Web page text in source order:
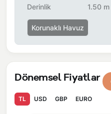
Önemli Bilgiler:
dönemsel olarak altyapı
çalışma nedeniyle yol
yaşanabilmektedir.
Derinlik
1.50 m
Korunaklı Havuz
Dönemsel Fiyatlar
TL USD GBP EURO